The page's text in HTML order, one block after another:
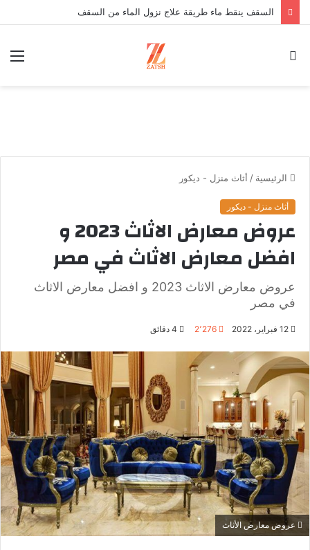
قهوجيين فن الضيافة العربية الأصيلة في الرياض
الرئيسية / أثاث منزل - ديكور
أثاث منزل - ديكور
عروض معارض الاثاث 2023 و
افضل معارض الاثاث في مصر
عروض معارض الاثاث 2023 و افضل معارض الاثاث
في مصر
12 فبراير، 2022 2٬276
عروض معارض الأثاث